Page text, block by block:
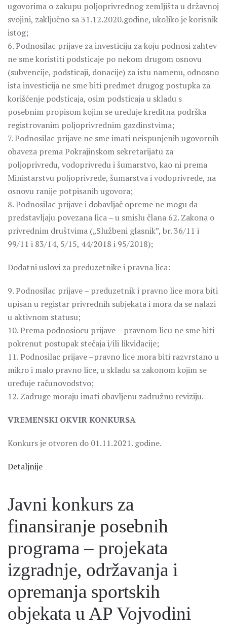
ugovorima o zakupu poljoprivrednog zemljišta u državnoj
svojini, zaključno sa 31.12.2020.godine, ukoliko je korisnik
istog;
6. Podnosilac prijave za investiciju za koju podnosi zahtev
ne sme koristiti podsticaje po nekom drugom osnovu
(subvencije, podsticaji, donacije) za istu namenu, odnosno
ista investicija ne sme biti predmet drugog postupka za
korišćenje podsticaja, osim podsticaja u skladu s
posebnim propisom kojim se uređuje kreditna podrška
registrovanim poljoprivrednim gazdinstvima;
7. Podnosilac prijave ne sme imati neispunjenih ugovornih
obaveza prema Pokrajinskom sekretarijatu za
poljoprivredu, vodoprivredu i šumarstvo, kao ni prema
Ministarstvu poljoprivrede, šumarstva i vodoprivrede, na
osnovu ranije potpisanih ugovora;
8. Podnosilac prijave i dobavljač opreme ne mogu da
predstavljaju povezana lica ‒ u smislu člana 62. Zakona o
privrednim društvima („Službeni glasnik”, br. 36/11 i
99/11 i 83/14, 5/15, 44/2018 i 95/2018);
Dodatni uslovi za preduzetnike i pravna lica:
9. Podnosilac prijave – preduzetnik i pravno lice mora biti
upisan u registar privrednih subjekata i mora da se nalazi
u aktivnom statusu;
10. Prema podnosiocu prijave – pravnom licu ne sme biti
pokrenut postupak stečaja i/ili likvidacije;
11. Podnosilac prijave –pravno lice mora biti razvrstano u
mikro i malo pravno lice, u skladu sa zakonom kojim se
uređuje računovodstvo;
12. Zadruge moraju imati obavljenu zadružnu reviziju.
VREMENSKI OKVIR KONKURSA
Konkurs je otvoren do 01.11.2021. godine.
Detaljnije
Javni konkurs za
finansiranje posebnih
programa – projekata
izgradnje, održavanja i
opremanja sportskih
objekata u AP Vojvodini